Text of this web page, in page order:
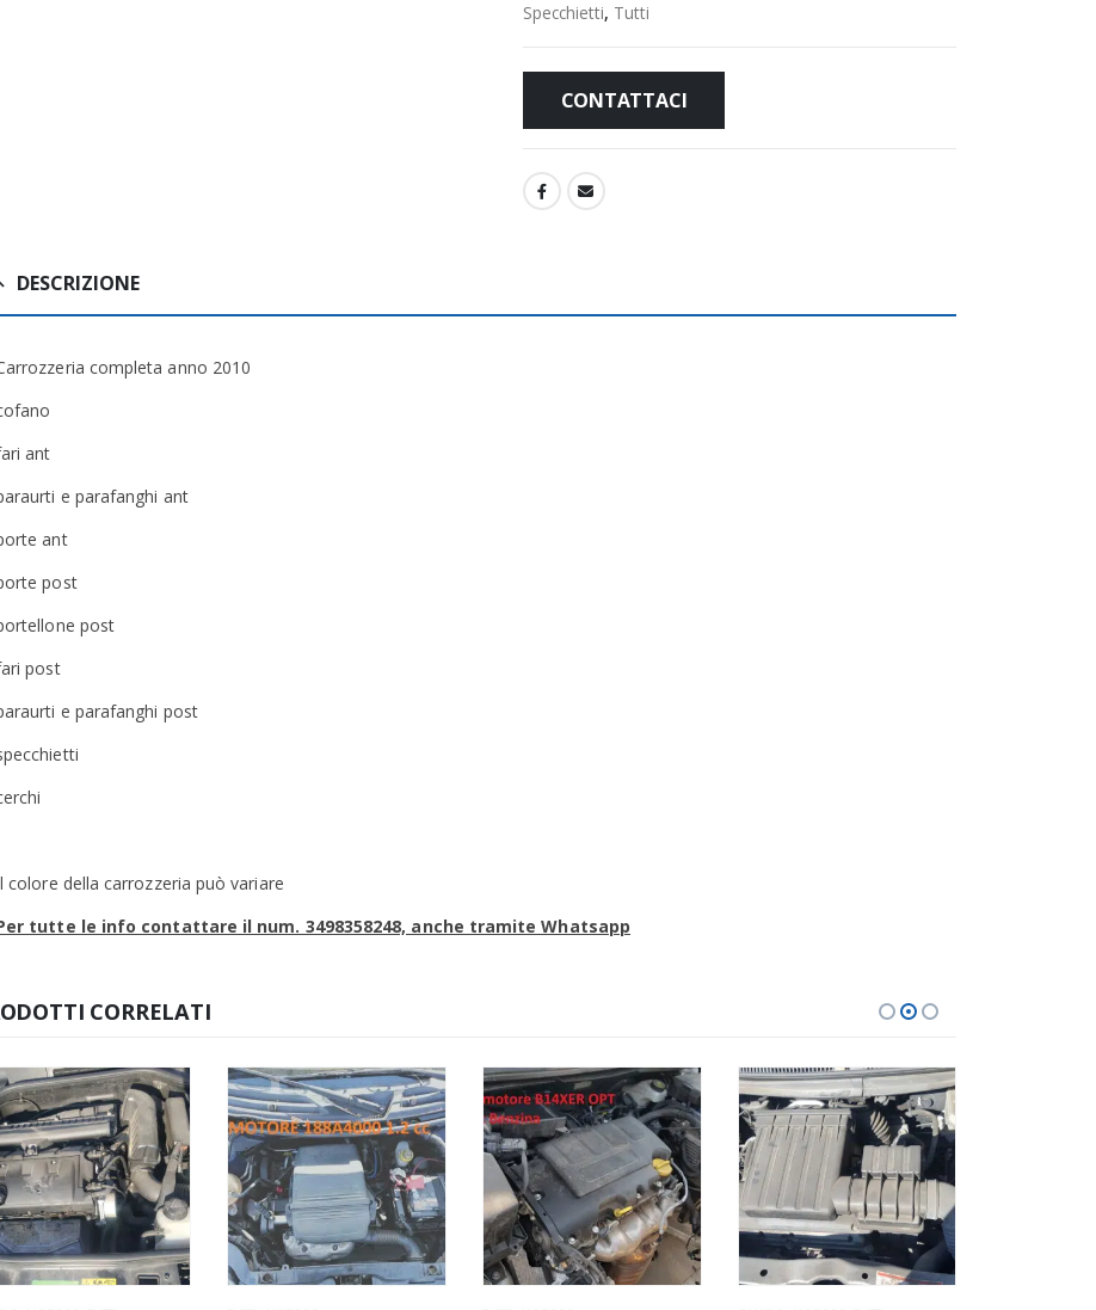
Specchietti, Tutti
CONTATTACI
DESCRIZIONE
completa anno 2010
ant
e parafanghi ant
ant
post
post
post
e parafanghi post
colore della carrozzeria può variare
tutte le info contattare il num. 3498358248, anche tramite Whatsapp
CORRELATI